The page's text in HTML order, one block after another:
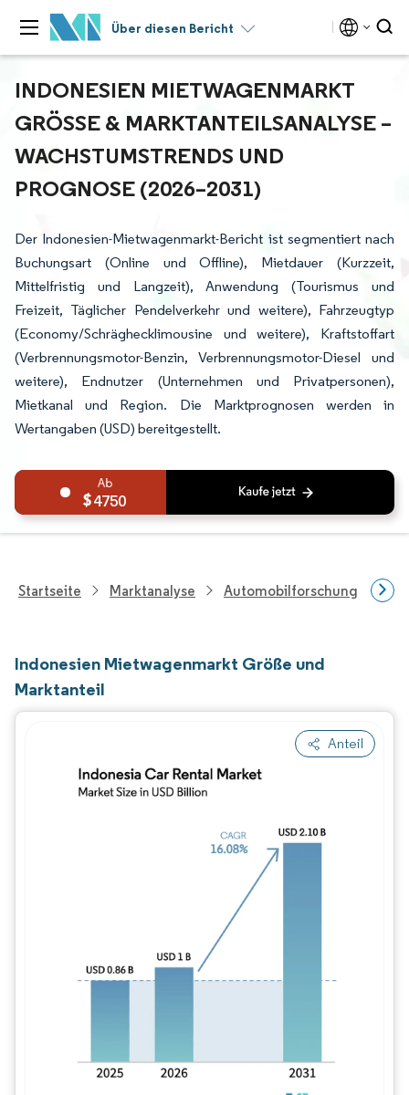
Über diesen Bericht
INDONESIEN MIETWAGENMARKT
GRÖSSE & MARKTANTEILSANALYSE – W
ACHSTUMSTRENDS UND P
ROGNOSE (2026–2031)
Der Indonesien-Mietwagenmarkt-Bericht ist segmentiert nach
Buchungsart (Online und Offline), Mietdauer (Kurzzeit,
Mittelfristig und Langzeit), Anwendung (Tourismus und
Freizeit, Täglicher Pendelverkehr und weitere), Fahrzeugtyp
(Economy/Schräghecklimousine und weitere), Kraftstoffart
(Verbrennungsmotor-Benzin, Verbrennungsmotor-Diesel und
weitere), Endnutzer (Unternehmen und Privatpersonen),
Mietkanal und Region. Die Marktprognosen werden in
Wertangaben (USD) bereitgestellt.
4750
Startseite Marktanalyse Automobilforschung
Indonesien Mietwagenmarkt Größe und
Marktanteil
Anteil
Bild © Mordor Intelligence.